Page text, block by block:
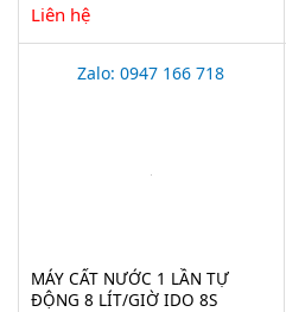
Liên hệ
Zalo: 0947 166 718
MÁY CẤT NƯỚC 1 LẦN TỰ
ĐỘNG 8 LÍT/GIỜ IDO 8S